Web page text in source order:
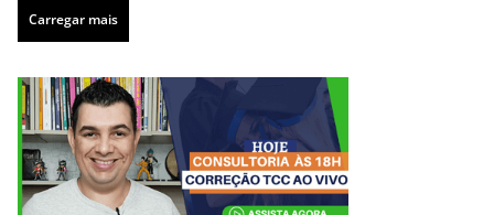
Carregar mais